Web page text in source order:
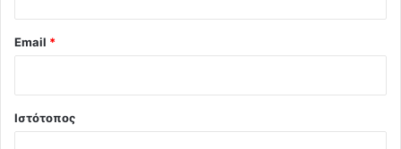
Email *
Ιστότοπος